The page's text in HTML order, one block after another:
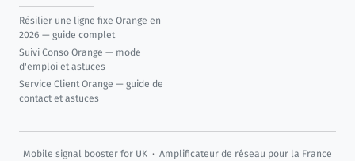
Résilier une ligne fixe Orange en
2026 — guide complet
Suivi Conso Orange — mode
d'emploi et astuces
Service Client Orange — guide de
contact et astuces
Mobile signal booster for UK · Amplificateur de réseau pour la France